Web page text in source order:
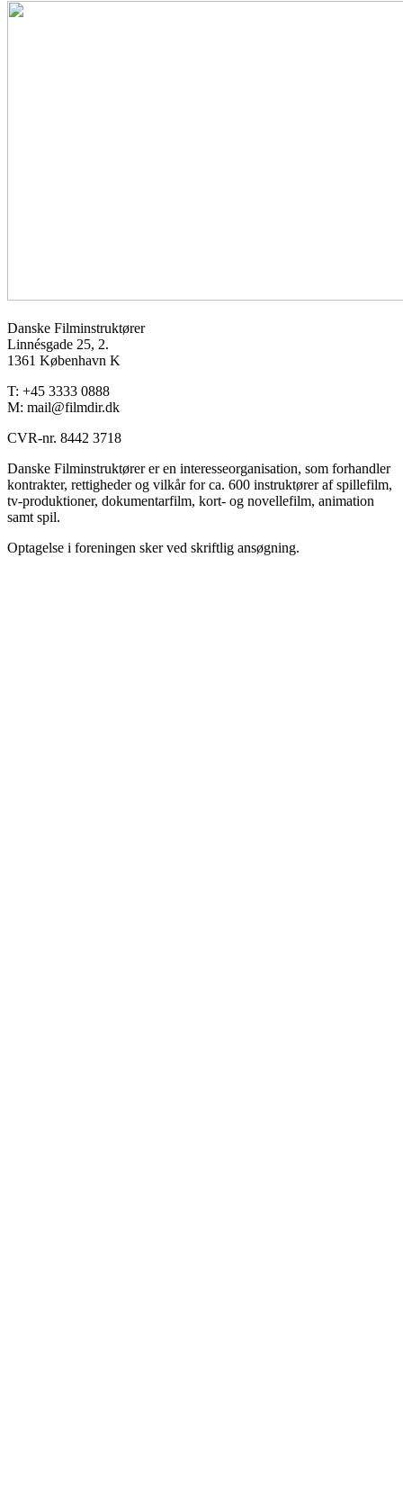
Danske Filminstruktører
Linnésgade 25, 2.
1361 København K
T: +45 3333 0888
M: mail@filmdir.dk
CVR-nr. 8442 3718
Danske Filminstruktører er en interesseorganisation, som forhandler
kontrakter, rettigheder og vilkår for ca. 600 instruktører af spillefilm,
tv-produktioner, dokumentarfilm, kort- og novellefilm, animation
samt spil.
Optagelse i foreningen sker ved skriftlig ansøgning.